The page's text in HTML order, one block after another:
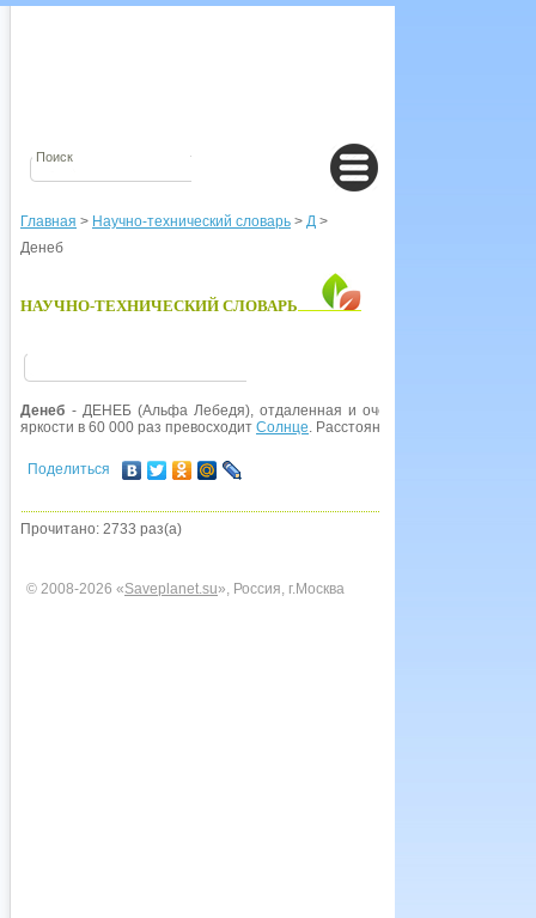
Главная > Научно-технический словарь > Д >
Денеб
НАУЧНО-ТЕХНИЧЕСКИЙ СЛОВАРЬ
Денеб - ДЕНЕБ (Альфа Лебедя), отдаленная и очень яркая звезда,
яркости в 60 000 раз превосходит Солнце. Расстояние до него равно
Поделиться
Прочитано: 2733 раз(а)
© 2008-2026 «Saveplanet.su», Россия, г.Москва